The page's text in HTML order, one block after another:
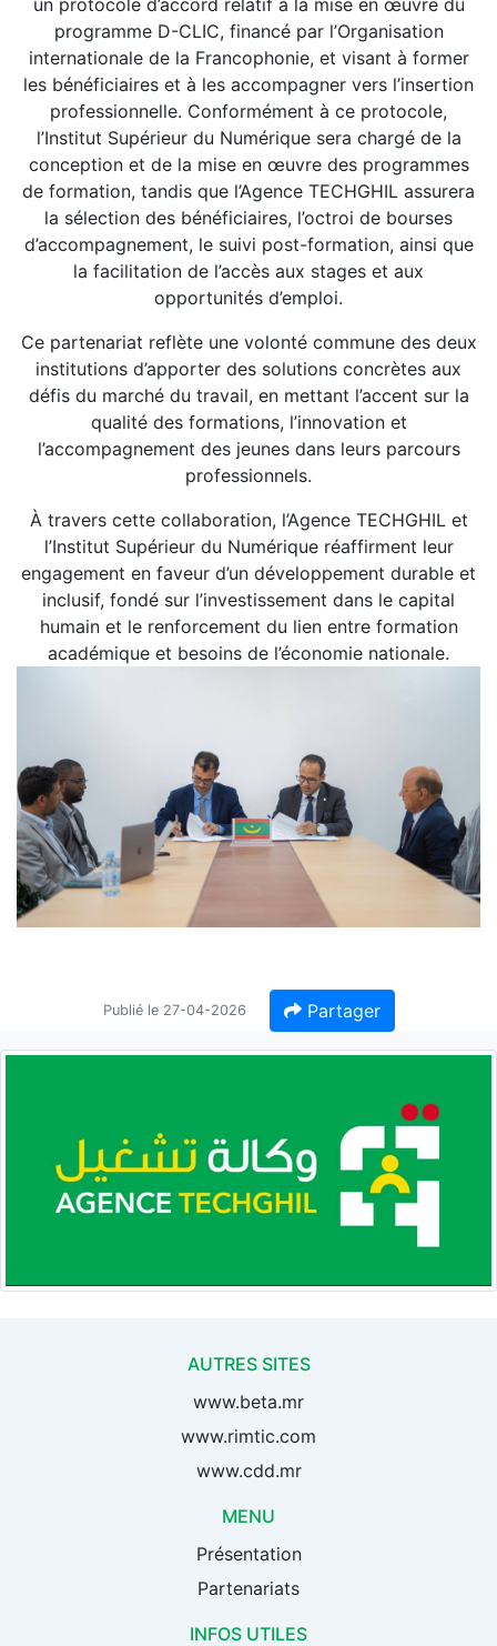
un protocole d’accord relatif à la mise en œuvre du
programme D-CLIC, financé par l’Organisation
internationale de la Francophonie, et visant à former
les bénéficiaires et à les accompagner vers l’insertion
professionnelle. Conformément à ce protocole,
l’Institut Supérieur du Numérique sera chargé de la
conception et de la mise en œuvre des programmes
de formation, tandis que l’Agence TECHGHIL assurera
la sélection des bénéficiaires, l’octroi de bourses
d’accompagnement, le suivi post-formation, ainsi que
la facilitation de l’accès aux stages et aux
opportunités d’emploi.
Ce partenariat reflète une volonté commune des deux
institutions d’apporter des solutions concrètes aux
défis du marché du travail, en mettant l’accent sur la
qualité des formations, l’innovation et
l’accompagnement des jeunes dans leurs parcours
professionnels.
À travers cette collaboration, l’Agence TECHGHIL et
l’Institut Supérieur du Numérique réaffirment leur
engagement en faveur d’un développement durable et
inclusif, fondé sur l’investissement dans le capital
humain et le renforcement du lien entre formation
académique et besoins de l’économie nationale.
Publié le 27-04-2026 Partager
AUTRES SITES
www.beta.mr
www.rimtic.com
www.cdd.mr
MENU
Présentation
Partenariats
INFOS UTILES